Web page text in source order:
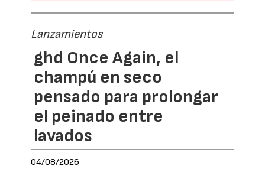
Lanzamientos
ghd Once Again, el
champú en seco
pensado para prolongar
el peinado entre
lavados
04/08/2026